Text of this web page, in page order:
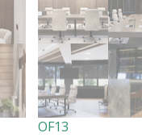
OF13